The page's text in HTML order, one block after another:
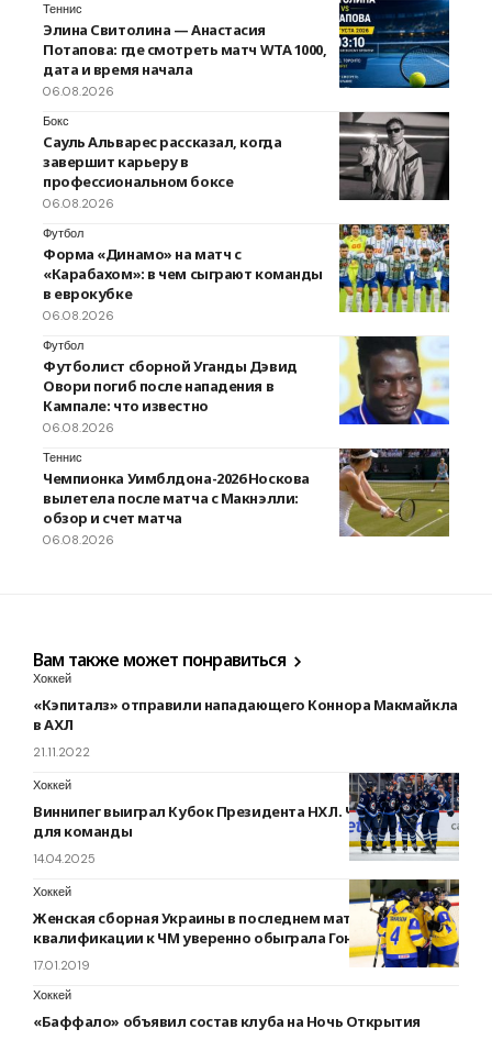
Теннис
Элина Свитолина — Анастасия
Потапова: где смотреть матч WTA 1000,
дата и время начала
06.08.2026
Бокс
Сауль Альварес рассказал, когда
завершит карьеру в
профессиональном боксе
06.08.2026
Футбол
Форма «Динамо» на матч с
«Карабахом»: в чем сыграют команды
в еврокубке
06.08.2026
Футбол
Футболист сборной Уганды Дэвид
Овори погиб после нападения в
Кампале: что известно
06.08.2026
Теннис
Чемпионка Уимблдона-2026 Носкова
вылетела после матча с Макнэлли:
обзор и счет матча
06.08.2026
Вам также может понравиться
Хоккей
«Кэпиталз» отправили нападающего Коннора Макмайкла
в АХЛ
21.11.2022
Хоккей
Виннипег выиграл Кубок Президента НХЛ. Что это значит
для команды
14.04.2025
Хоккей
Женская сборная Украины в последнем матче
квалификации к ЧМ уверенно обыграла Гонконг
17.01.2019
Хоккей
«Баффало» объявил состав клуба на Ночь Открытия